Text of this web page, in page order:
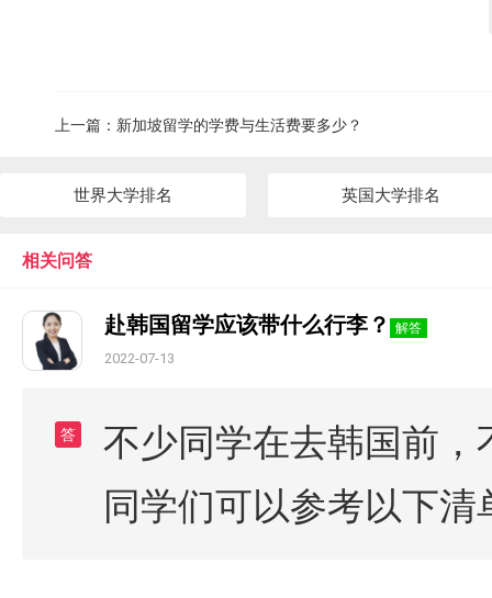
上一篇： 新加坡留学的学费与生活费要多少？
世界大学排名 英国大学排名
相关问答
赴韩国留学应该带什么行李？ 解答
2022-07-13
答
不少同学在去韩国前
同学们可以参考以下